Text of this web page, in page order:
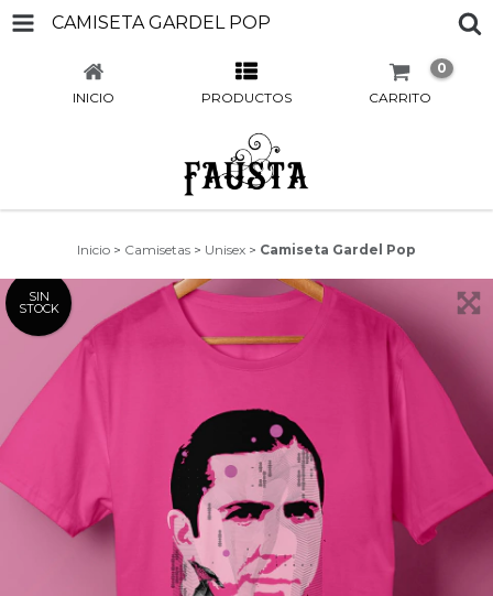
CAMISETA GARDEL POP
INICIO PRODUCTOS CARRITO
0
Inicio > Camisetas > Unisex > Camiseta Gardel Pop
SIN
STOCK